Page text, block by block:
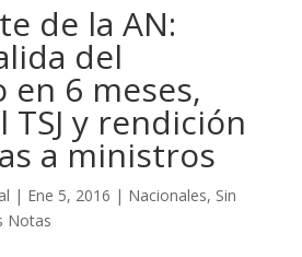
de la AN:
del
en 6 meses,
y rendición
a ministros
| Ene 5, 2016 | Nacionales, Sin
Notas